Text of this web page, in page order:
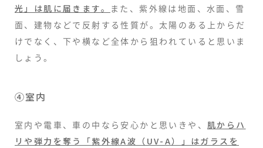
光」は肌に届きます。 また、紫外線は地面、水面、雪
面、建物などで反射する性質が。太陽のある上からだ
けでなく、下や横など全体から狙われていると思いま
しょう。
④室内
室内や電車、車の中なら安心かと思いきや、 肌からハ
リや弾力を奪う「紫外線A波（UV-A）」はガラスを